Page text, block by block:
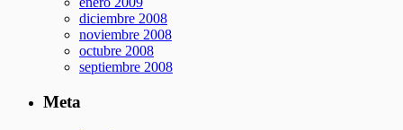
diciembre 2008
noviembre 2008
octubre 2008
septiembre 2008
Meta